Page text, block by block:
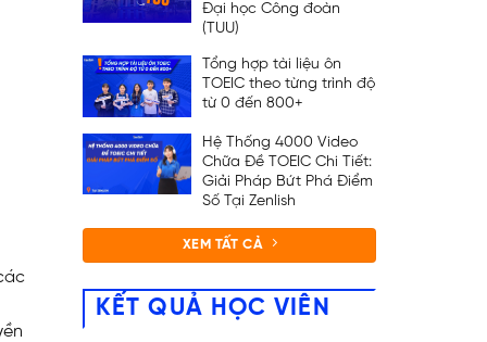
Đại học Công đoàn
(TUU)
Tổng hợp tài liệu ôn
TOEIC theo từng trình độ
từ 0 đến 800+
Hệ Thống 4000 Video
Chữa Đề TOEIC Chi Tiết:
Giải Pháp Bứt Phá Điểm
Số Tại Zenlish
XEM TẤT CẢ
KẾT QUẢ HỌC VIÊN